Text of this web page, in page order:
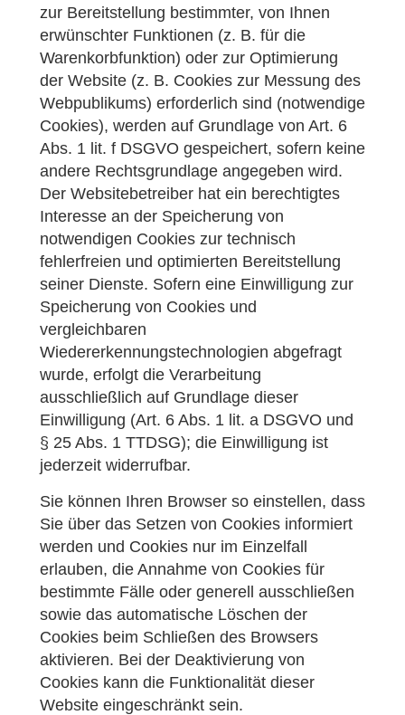
zur Bereitstellung bestimmter, von Ihnen
erwünschter Funktionen (z. B. für die
Warenkorbfunktion) oder zur Optimierung
der Website (z. B. Cookies zur Messung des
Webpublikums) erforderlich sind (notwendige
Cookies), werden auf Grundlage von Art. 6
Abs. 1 lit. f DSGVO gespeichert, sofern keine
andere Rechtsgrundlage angegeben wird.
Der Websitebetreiber hat ein berechtigtes
Interesse an der Speicherung von
notwendigen Cookies zur technisch
fehlerfreien und optimierten Bereitstellung
seiner Dienste. Sofern eine Einwilligung zur
Speicherung von Cookies und
vergleichbaren
Wiedererkennungstechnologien abgefragt
wurde, erfolgt die Verarbeitung
ausschließlich auf Grundlage dieser
Einwilligung (Art. 6 Abs. 1 lit. a DSGVO und
§ 25 Abs. 1 TTDSG); die Einwilligung ist
jederzeit widerrufbar.
Sie können Ihren Browser so einstellen, dass
Sie über das Setzen von Cookies informiert
werden und Cookies nur im Einzelfall
erlauben, die Annahme von Cookies für
bestimmte Fälle oder generell ausschließen
sowie das automatische Löschen der
Cookies beim Schließen des Browsers
aktivieren. Bei der Deaktivierung von
Cookies kann die Funktionalität dieser
Website eingeschränkt sein.